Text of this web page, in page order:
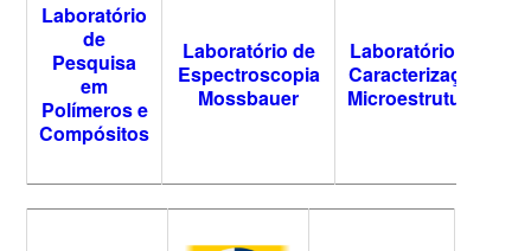
Laboratório
de
Pesquisa
em
Polímeros e
Compósitos
Laboratório de
Espectroscopia
Mossbauer
Laboratório de
Caracterização
Microestrutural